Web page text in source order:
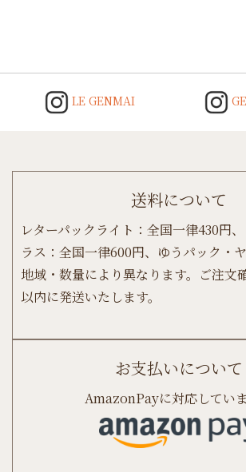
LE GENMAI
送料について
レターパックライト：全国一律430円
ラス：全国一律600円、ゆうパック・
地域・数量により異なります。ご注文
以内に発送いたします。
お支払いについて
AmazonPayに対応していま